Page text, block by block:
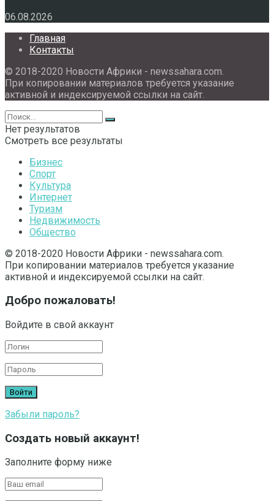
06.08.2026
Главная
Контакты
© 2018-2020 Новости Африки - newssahara.com.
При копировании материалов требуется указание
активной и индексируемой ссылки на сайт.
Нет результатов
Смотреть все результаты
Бизнес
Спорт
Культура
Интернет
Туризм
Недвижимость
Общество
© 2018-2020 Новости Африки - newssahara.com.
При копировании материалов требуется указание
активной и индексируемой ссылки на сайт.
Добро пожаловать!
Войдите в свой аккаунт
Забыли пароль?
Создать новый аккаунт!
Заполните форму ниже